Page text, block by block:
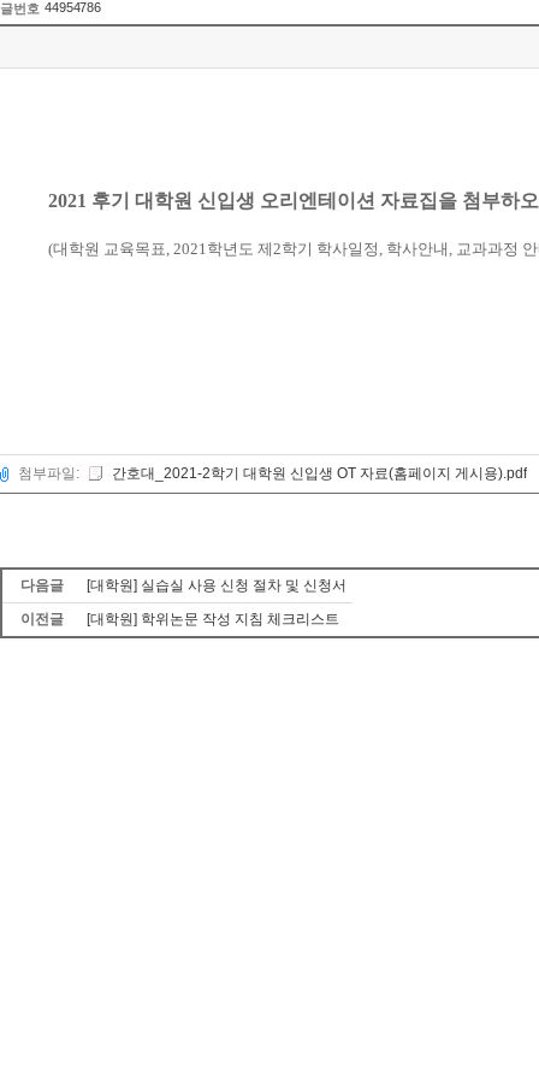
글번호 44954786
2021 후기 대학원 신입생 오리엔테이션 자료집을 첨부하
(대학원 교육목표, 2021학년도 제2학기 학사일정, 학사안내, 교과과정
첨부파일: 간호대_2021-2학기 대학원 신입생 OT 자료(홈페이지 게시용).pdf
다음글
[대학원] 실습실 사용 신청 절차 및 신청서
이전글
[대학원] 학위논문 작성 지침 체크리스트